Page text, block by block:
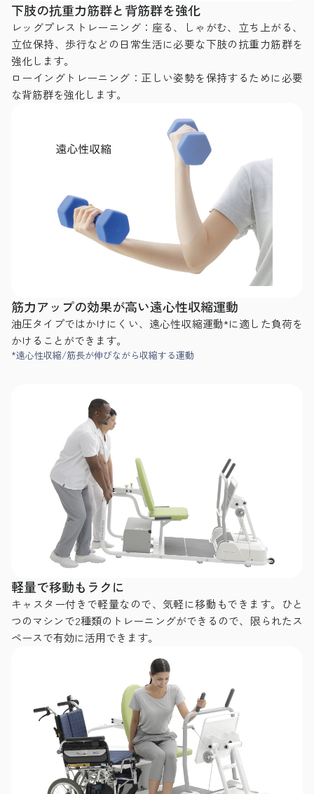
下肢の抗重力筋群と背筋群を強化
レッグプレストレーニング：座る、しゃがむ、立ち上がる、
立位保持、歩行などの日常生活に必要な下肢の抗重力筋群を
強化します。
ローイングトレーニング：正しい姿勢を保持するために必要
な背筋群を強化します。
筋力アップの効果が高い遠心性収縮運動
油圧タイプではかけにくい、遠心性収縮運動*に適した負荷を
かけることができます。
*遠心性収縮/筋長が伸びながら収縮する運動
軽量で移動もラクに
キャスター付きで軽量なので、気軽に移動もできます。ひと
つのマシンで2種類のトレーニングができるので、限られたス
ペースで有効に活用できます。